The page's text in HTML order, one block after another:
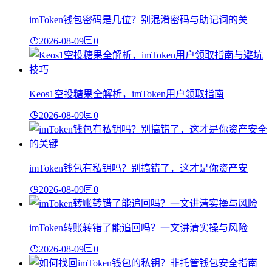
imToken钱包密码是几位？别混淆密码与助记词的关
2026-08-09 0
Keos1空投糖果全解析，imToken用户领取指南
2026-08-09 0
imToken钱包有私钥吗？别搞错了，这才是你资产安
2026-08-09 0
imToken转账转错了能追回吗？一文讲清实操与风险
2026-08-09 0